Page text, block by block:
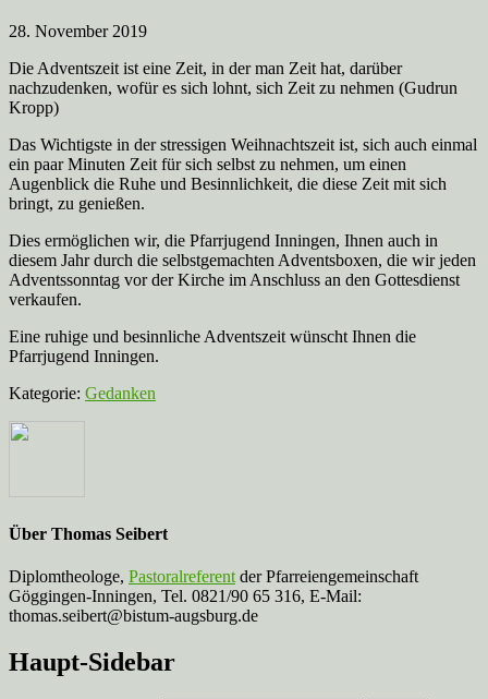
28. November 2019
Die Adventszeit ist eine Zeit, in der man Zeit hat, darüber
nachzudenken, wofür es sich lohnt, sich Zeit zu nehmen (Gudrun
Kropp)
Das Wichtigste in der stressigen Weihnachtszeit ist, sich auch einmal
ein paar Minuten Zeit für sich selbst zu nehmen, um einen
Augenblick die Ruhe und Besinnlichkeit, die diese Zeit mit sich
bringt, zu genießen.
Dies ermöglichen wir, die Pfarrjugend Inningen, Ihnen auch in
diesem Jahr durch die selbstgemachten Adventsboxen, die wir jeden
Adventssonntag vor der Kirche im Anschluss an den Gottesdienst
verkaufen.
Eine ruhige und besinnliche Adventszeit wünscht Ihnen die
Pfarrjugend Inningen.
Kategorie: Gedanken
Über Thomas Seibert
Diplomtheologe, Pastoralreferent der Pfarreiengemeinschaft
Göggingen-Inningen, Tel. 0821/90 65 316, E-Mail:
thomas.seibert@bistum-augsburg.de
Haupt-Sidebar